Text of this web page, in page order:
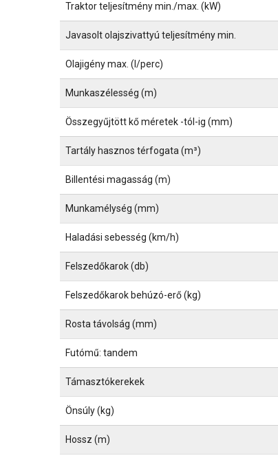
Traktor teljesítmény min./max. (kW)
Javasolt olajszivattyú teljesítmény min.
Olajigény max. (l/perc)
Munkaszélesség (m)
Összegyűjtött kő méretek -tól-ig (mm)
Tartály hasznos térfogata (m³)
Billentési magasság (m)
Munkamélység (mm)
Haladási sebesség (km/h)
Felszedőkarok (db)
Felszedőkarok behúzó-erő (kg)
Rosta távolság (mm)
Futómű: tandem
Támasztókerekek
Önsúly (kg)
Hossz (m)